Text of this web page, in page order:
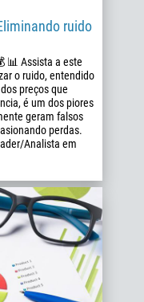
ruido
📊 Assista a este
o ruido, entendido
preços que
é um dos piores
geram falsos
perdas.
Analista em